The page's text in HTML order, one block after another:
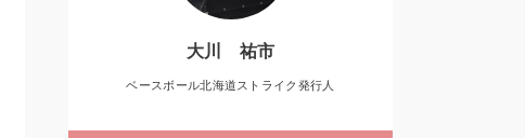
大川 祐市
ベースボール北海道ストライク発行人